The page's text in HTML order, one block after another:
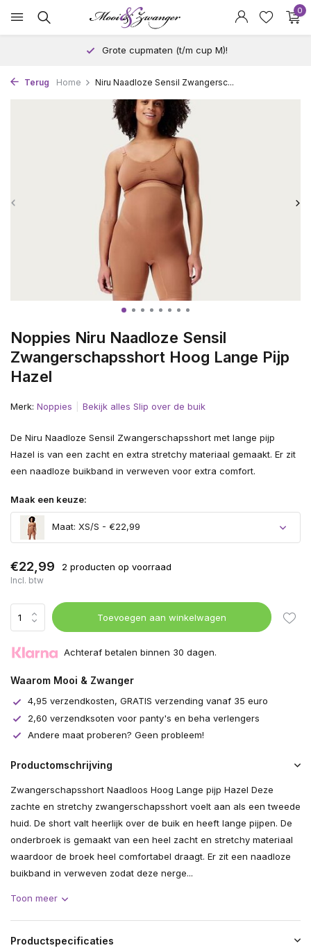
0
Grote cupmaten (t/m cup M)!
Terug Home Niru Naadloze Sensil Zwangersc...
Noppies Niru Naadloze Sensil
Zwangerschapsshort Hoog Lange Pijp
Hazel
Merk: Noppies Bekijk alles Slip over de buik
De Niru Naadloze Sensil Zwangerschapsshort met lange pijp
Hazel is van een zacht en extra stretchy materiaal gemaakt. Er zit
een naadloze buikband in verweven voor extra comfort.
Maak een keuze:
Maat: XS/S - €22,99
€22,99 2 producten op voorraad
Incl. btw
Toevoegen aan winkelwagen
Achteraf betalen binnen 30 dagen.
Waarom Mooi & Zwanger
4,95 verzendkosten, GRATIS verzending vanaf 35 euro
2,60 verzendksoten voor panty's en beha verlengers
Andere maat proberen? Geen probleem!
Productomschrijving
Zwangerschapsshort Naadloos Hoog Lange pijp Hazel Deze
zachte en stretchy zwangerschapsshort voelt aan als een tweede
huid. De short valt heerlijk over de buik en heeft lange pijpen. De
onderbroek is gemaakt van een heel zacht en stretchy materiaal
waardoor de broek heel comfortabel draagt. Er zit een naadloze
buikband in verweven zodat deze nerge...
Toon meer
Productspecificaties